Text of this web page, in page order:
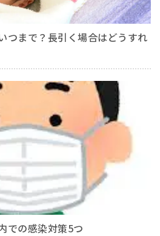
つまで？長引く場合はどうすれ
での感染対策5つ